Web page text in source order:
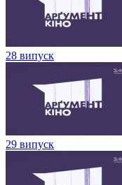
28 випуск
29 випуск